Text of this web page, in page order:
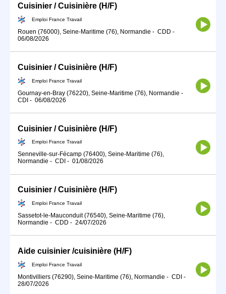
Cuisinier / Cuisinière (H/F)
Emploi France Travail
Rouen (76000), Seine-Maritime (76), Normandie - CDD -
06/08/2026
Cuisinier / Cuisinière (H/F)
Emploi France Travail
Gournay-en-Bray (76220), Seine-Maritime (76), Normandie -
CDI - 06/08/2026
Cuisinier / Cuisinière (H/F)
Emploi France Travail
Senneville-sur-Fécamp (76400), Seine-Maritime (76),
Normandie - CDI - 01/08/2026
Cuisinier / Cuisinière (H/F)
Emploi France Travail
Sassetot-le-Mauconduit (76540), Seine-Maritime (76),
Normandie - CDD - 24/07/2026
Aide cuisinier /cuisinière (H/F)
Emploi France Travail
Montivilliers (76290), Seine-Maritime (76), Normandie - CDI -
28/07/2026